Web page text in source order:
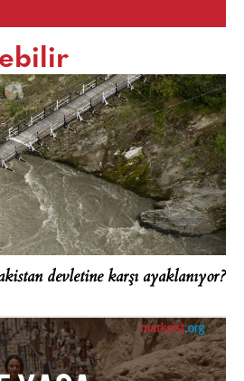
devletine karşı ayaklanıyor?